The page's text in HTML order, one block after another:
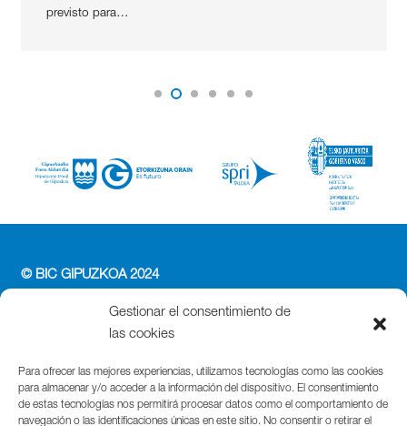
Gestionar el consentimiento de
las cookies
Para ofrecer las mejores experiencias, utilizamos tecnologías como las cookies
para almacenar y/o acceder a la información del dispositivo. El consentimiento
de estas tecnologías nos permitirá procesar datos como el comportamiento de
navegación o las identificaciones únicas en este sitio. No consentir o retirar el
previsto para…
© BIC GIPUZKOA 2024
PERFIL DEL CONTRATANTE
ACCESIBILIDAD
POLÍTICA DE COOKIES
AVISO LEGAL